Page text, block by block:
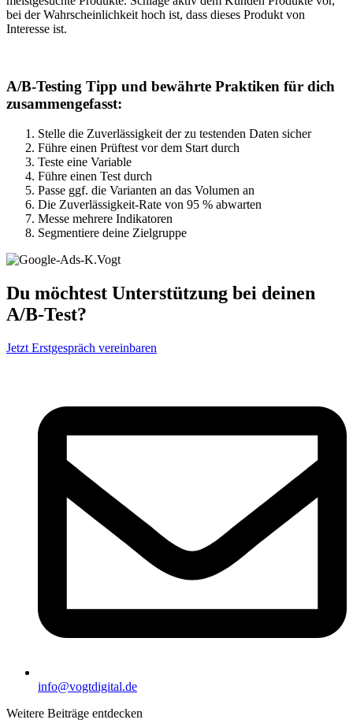
bei der Wahrscheinlichkeit hoch ist, dass dieses Produkt von
Interesse ist.
A/B-Testing Tipp und bewährte Praktiken für dich
zusammengefasst:
Stelle die Zuverlässigkeit der zu testenden Daten sicher
Führe einen Prüftest vor dem Start durch
Teste eine Variable
Führe einen Test durch
Passe ggf. die Varianten an das Volumen an
Die Zuverlässigkeit-Rate von 95 % abwarten
Messe mehrere Indikatoren
Segmentiere deine Zielgruppe
Du möchtest Unterstützung bei deinen
A/B-Test?
Jetzt Erstgespräch vereinbaren
info@vogtdigital.de
Weitere Beiträge entdecken